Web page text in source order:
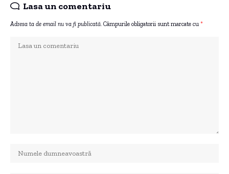
Lasa un comentariu
Adresa ta de email nu va fi publicată. Câmpurile obligatorii sunt marcate cu *